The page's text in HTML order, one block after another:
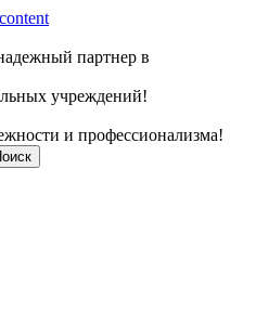
партнер в
учреждений!
и профессионализма!